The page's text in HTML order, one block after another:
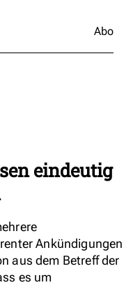
Abo
eindeutig
Ankündigungen
aus dem Betreff der
es um